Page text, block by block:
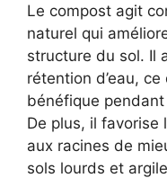
Le compost agit
naturel qui
structure du sol. Il
rétention d’eau,
bénéfique
De plus, il favorise
aux racines de
sols lourds et